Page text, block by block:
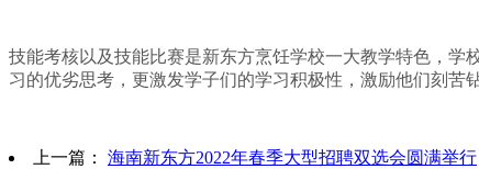
技能考核以及技能比赛是新东方烹饪学校一大教学特色，
习的优劣思考，更激发学子们的学习积极性，激励他们刻苦
上一篇： 海南新东方2022年春季大型招聘双选会圆满举行